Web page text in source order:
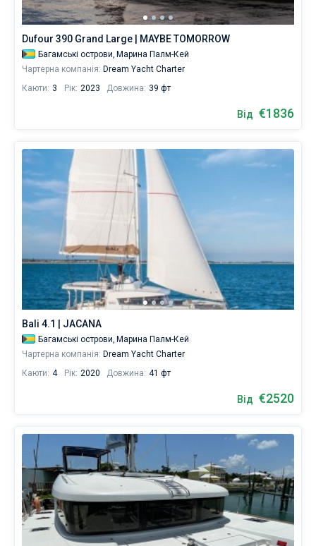
щоб
самостійно
здійснити
подорож
Багамських
островах.
бронювання
яхт
містить
човнів,
від
для
відпочинку
та
подорожі.
Поруч
Провіденс,
Dufour 390 Grand Large | MAYBE TOMORROW
Багамські острови, Марина Палм-Кей
Чартерна компанія: Dream Yacht Charter
Каюти: 3 Рік: 2023 Довжина: 39 фт
Від €1836
Bali 4.1 | JACANA
Багамські острови, Марина Палм-Кей
Чартерна компанія: Dream Yacht Charter
Каюти: 4 Рік: 2020 Довжина: 41 фт
Від €2520
Зі шкіпером
Показати результати(81)